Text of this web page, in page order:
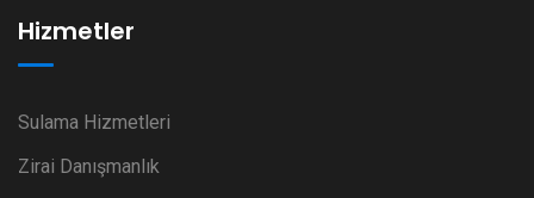
Hizmetler
Sulama Hizmetleri
Zirai Danışmanlık